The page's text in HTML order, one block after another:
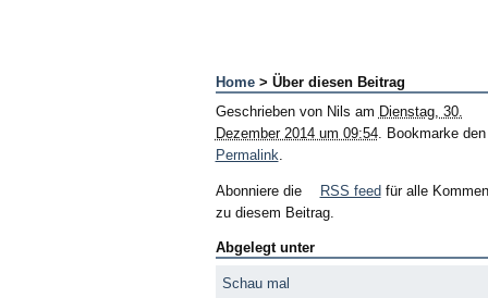
Home> Über diesen Beitrag
Geschrieben von Nils am Dienstag, 30.
Dezember 2014 um 09:54. Bookmarke den
Permalink
Abonniere die RSS feed für alle
zu diesem Beitrag.
Abgelegt unter
Schau mal